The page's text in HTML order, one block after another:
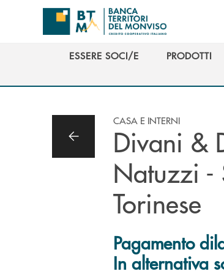
Salta al contenuto principale
ESSERE SOCI/E
PRODOTTI
CASA E INTERNI
Divani &
Natuzzi -
Torinese
Pagamento
In alternativa